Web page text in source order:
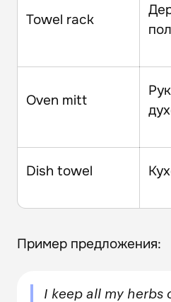
Towel rack
Oven mitt
Dish towel
Пример предложения:
I keep all my herbs